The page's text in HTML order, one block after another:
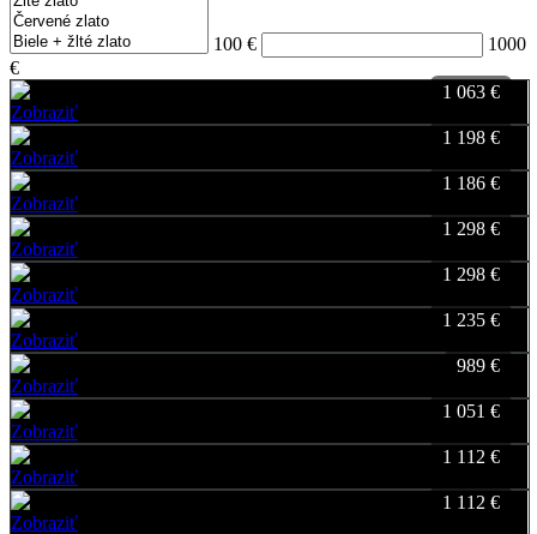
100 €
1000
€
1 063 €
Zobraziť
1 198 €
Zobraziť
1 186 €
Zobraziť
1 298 €
Zobraziť
1 298 €
Zobraziť
1 235 €
Zobraziť
989 €
Zobraziť
1 051 €
Zobraziť
1 112 €
Zobraziť
1 112 €
Zobraziť